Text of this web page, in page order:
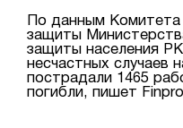
По данным Комитета
защиты
защиты населения
несчастных случаев
пострадали 1465
погибли, пишет